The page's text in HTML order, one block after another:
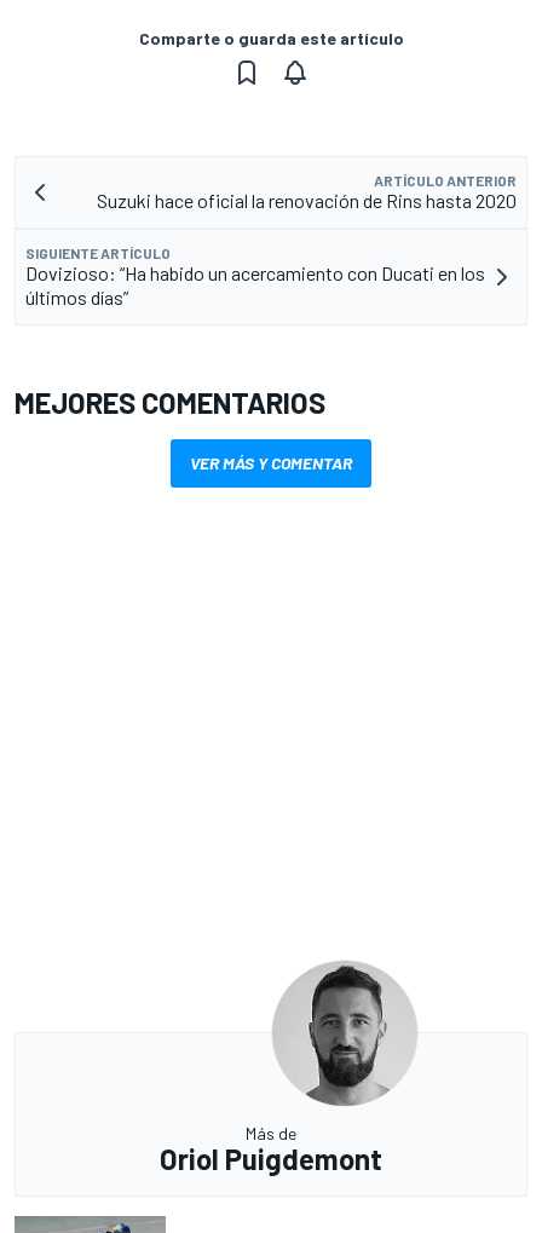
Comparte o guarda este artículo
ARTÍCULO ANTERIOR
Suzuki hace oficial la renovación de Rins hasta 2020
SIGUIENTE ARTÍCULO
Dovizioso: “Ha habido un acercamiento con Ducati en los
últimos días”
MEJORES COMENTARIOS
VER MÁS Y COMENTAR
Más de
Oriol Puigdemont